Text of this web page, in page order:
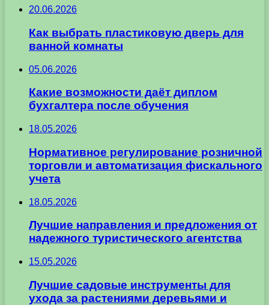
20.06.2026
Как выбрать пластиковую дверь для
ванной комнаты
05.06.2026
Какие возможности даёт диплом
бухгалтера после обучения
18.05.2026
Нормативное регулирование розничной
торговли и автоматизация фискального
учета
18.05.2026
Лучшие направления и предложения от
надежного туристического агентства
15.05.2026
Лучшие садовые инструменты для
ухода за растениями деревьями и